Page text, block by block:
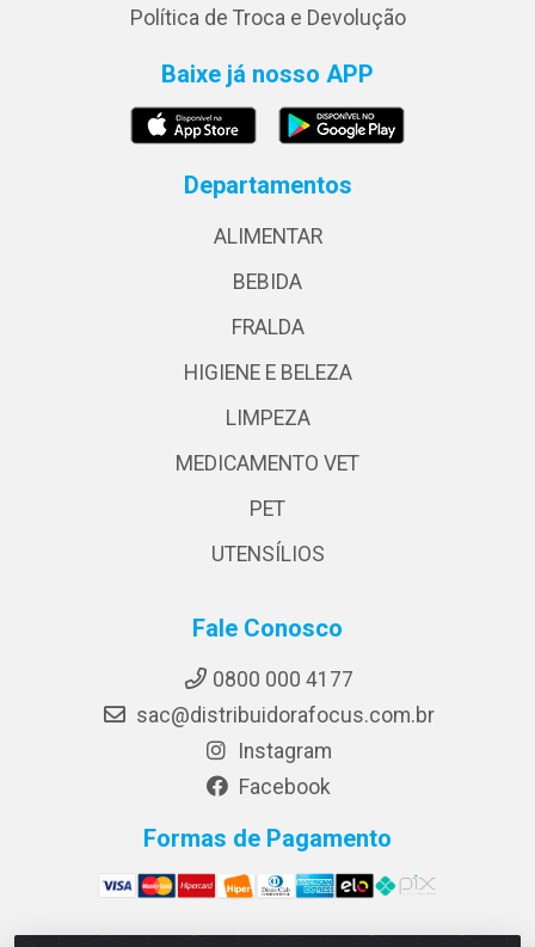
Política de Troca e Devolução
Baixe já nosso APP
Departamentos
ALIMENTAR
BEBIDA
FRALDA
HIGIENE E BELEZA
LIMPEZA
MEDICAMENTO VET
PET
UTENSÍLIOS
Fale Conosco
0800 000 4177
sac@distribuidorafocus.com.br
Instagram
Facebook
Formas de Pagamento